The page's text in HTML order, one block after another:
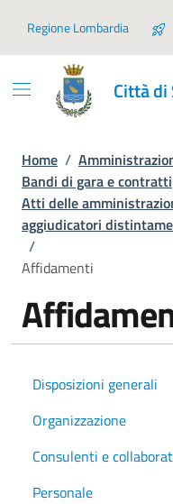
Regione Lombardia
Città di
Home /
Bandi di gara e contratti
Atti delle
aggiudicatori
/
Affidamenti
Disposizioni generali
Organizzazione
Consulenti e
Personale